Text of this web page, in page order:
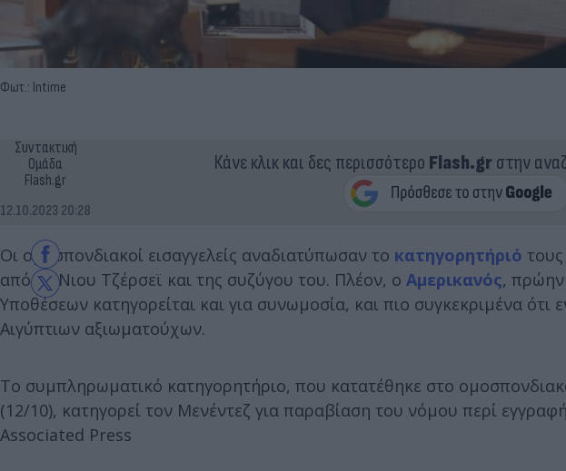
Φωτ.: Intime
Συντακτική
Ομάδα
Flash.gr
12.10.2023 20:28
Κάνε κλικ και δες περισσότερο Flash.grστην
Οι ομοσπονδιακοί εισαγγελείς αναδιατύπωσαν το κατηγορητήριό
από το Νιου Τζέρσεϊ και της συζύγου του. Πλέον, ο Αμερικανός, πρώην
Υποθέσεων κατηγορείται και για συνωμοσία, και πιο συγκεκριμένα ότι
Αιγύπτιων αξιωματούχων.
Το συμπληρωματικό κατηγορητήριο, που κατατέθηκε στο
(12/10), κατηγορεί τον Μενέντεζ για παραβίαση του νόμου περί
Associated Press